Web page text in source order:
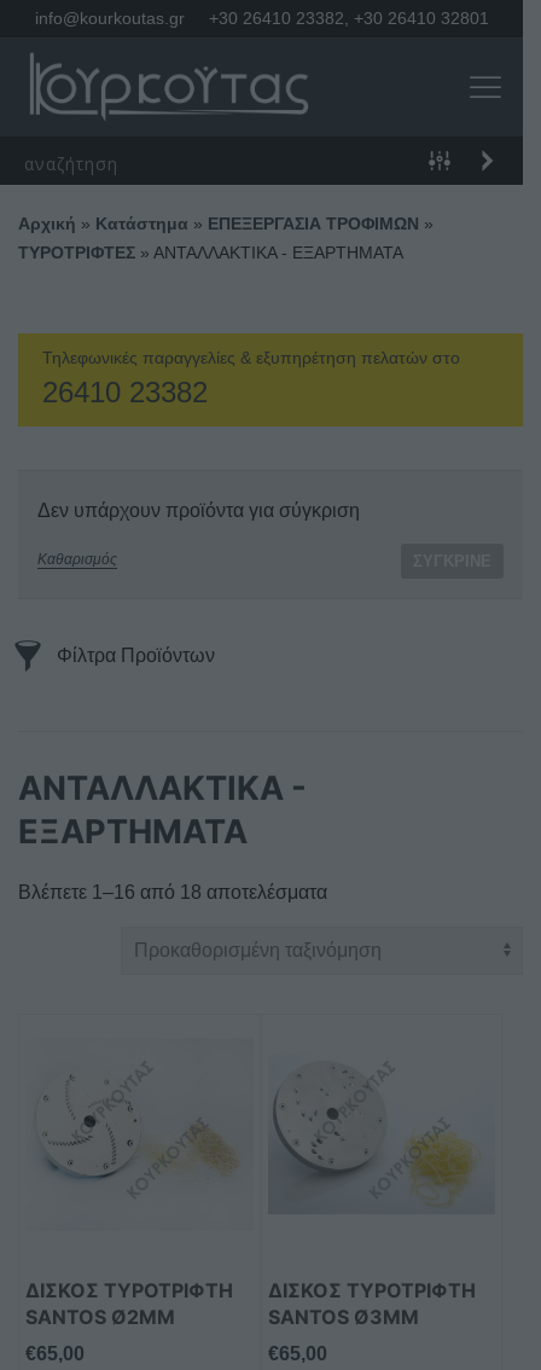
info@kourkoutas.gr +30 26410 23382 +30 26410 32801
Αρχική » Κατάστημα » ΕΠΕΞΕΡΓΑΣΙΑ ΤΡΟΦΙΜΩΝ »
ΤΥΡΟΤΡΙΦΤΕΣ » ΑΝΤΑΛΛΑΚΤΙΚΑ - ΕΞΑΡΤΗΜΑΤΑ
Τηλεφωνικές παραγγελίες & εξυπηρέτηση πελατών στο
26410 23382
Δεν υπάρχουν προϊόντα για σύγκριση
Καθαρισμός
Φίλτρα Προϊόντων
ΑΝΤΑΛΛΑΚΤΙΚΑ -
ΕΞΑΡΤΗΜΑΤΑ
Βλέπετε 1–16 από 18 αποτελέσματα
ΔΊΣΚΟΣ ΤΥΡΟΤΡΊΦΤΗ
SANTOS Ø2MM
€65,00
ΔΊΣΚΟΣ ΤΥΡΟΤΡΊΦΤΗ
SANTOS Ø3MM
€65,00